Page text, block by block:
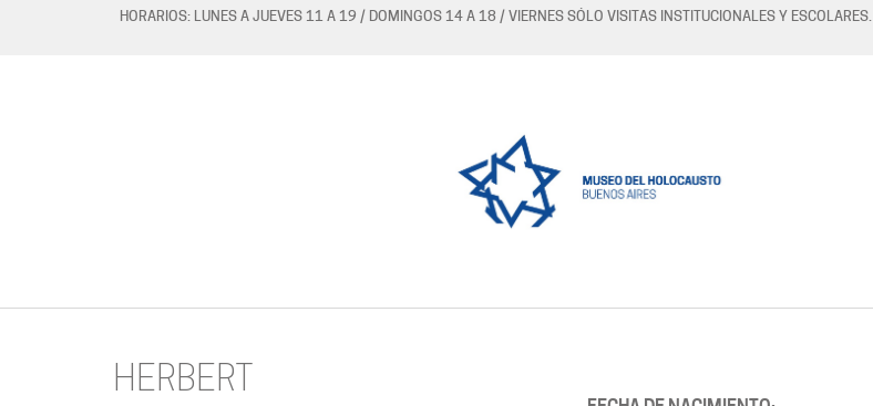
HORARIOS: LUNES A JUEVES 11 A 19 / DOMINGOS 14 A 18 / VIERNES SÓLO VISITAS INSTITUCIONALES Y ESCOLARES.
HERBERT